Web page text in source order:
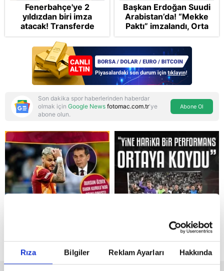
Rıza Bilgiler Reklam Ayarları Hakkında
Reddet
Fenerbahçe'ye 2
yıldızdan biri imza
atacak! Transferde
golcü harekatı...
Başkan Erdoğan Suudi
Arabistan’da! “Mekke
Paktı” imzalandı, Orta
Doğu’nun kaderi
şekilleniyor
Son dakika spor haberlerinden haberdar
olmak için Google News fotomac.com.tr'ye
abone olun.
Abone Ol